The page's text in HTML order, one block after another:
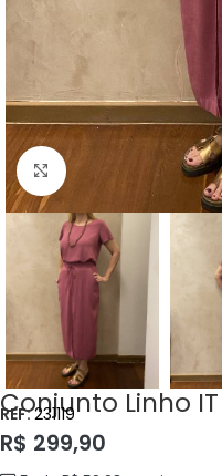
Clique para ampliar
Conjunto Linho
REF:231119
R$ 299,90